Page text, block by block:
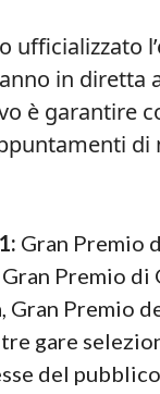
ufficializzato
in diretta
è garantire
di
Gran Premio
Premio di
Gran Premio
gare
del